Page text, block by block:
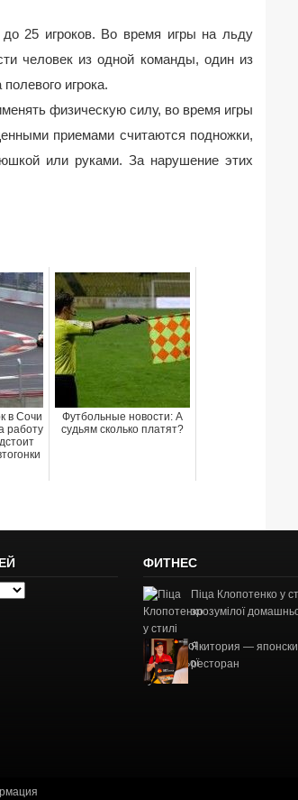
25 игроков. Во время игры на льду
человек из одной команды, один из
игрока.
физическую силу, во время игры
приемами считаются подножки,
или руками. За нарушение этих
в Сочи
работу
Футбольные новости: А
судьям сколько платят?
ФИТНЕС
Піца Клопотенко у
зрозумілої
Якитория —
ресторан